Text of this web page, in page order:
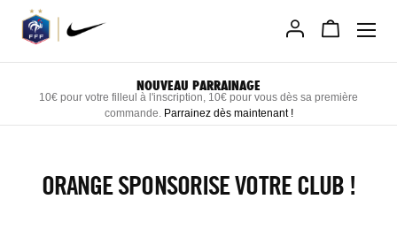
Allez
au
contenu
NOUVEAU PARRAINAGE
10€ pour votre filleul à l'inscription, 10€ pour vous dès sa première
commande. Parrainez dès maintenant !
ORANGE SPONSORISE VOTRE CLUB !